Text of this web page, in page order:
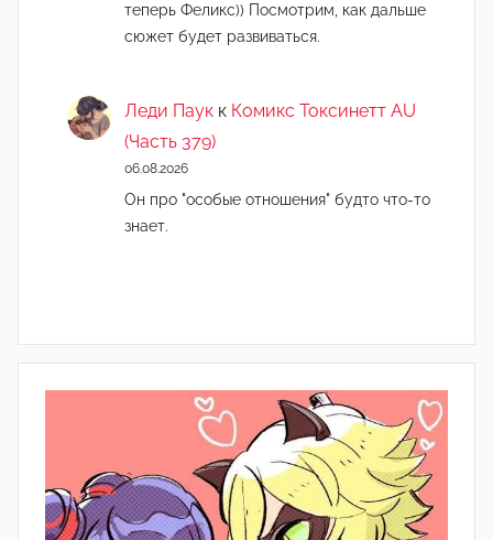
теперь Феликс)) Посмотрим, как дальше
сюжет будет развиваться.
Леди Паук к Комикс Токсинетт AU
(Часть 379)
06.08.2026
Он про "особые отношения" будто что-то
знает.